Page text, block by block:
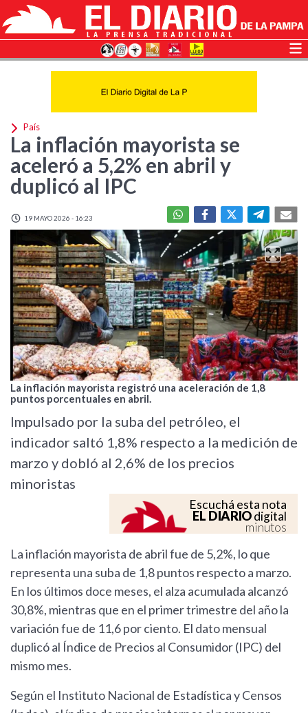
País
La inflación mayorista se
aceleró a 5,2% en abril y
duplicó al IPC
19 MAYO 2026 - 16:23
La inflación mayorista registró una aceleración de 1,8
puntos porcentuales en abril.
Impulsado por la suba del petróleo, el
indicador saltó 1,8% respecto a la medición de
marzo y dobló al 2,6% de los precios
minoristas
Escuchá esta nota
EL DIARIOdigital
minutos
La inflación mayorista de abril fue de 5,2%, lo que
representa una suba de 1,8 puntos respecto a marzo.
En los últimos doce meses, el alza acumulada alcanzó
30,8%, mientras que en el primer trimestre del año la
variación fue de 11,6 por ciento. El dato mensual
duplicó al Índice de Precios al Consumidor (IPC) del
mismo mes.
Según el Instituto Nacional de Estadística y Censos